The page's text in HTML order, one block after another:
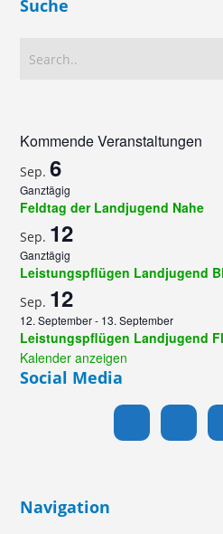
Suche
Kommende Veranstaltungen
Sep.6
Ganztägig
Feldtag der Landjugend Nahe
Sep. 12
Ganztägig
Leistungspflügen Landjugend
Sep. 12
12. September- 13. September
Leistungspflügen Landjugend
Kalender anzeigen
Social Media
Navigation